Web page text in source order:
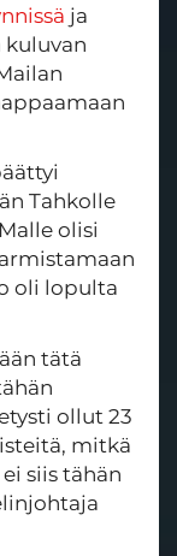
ja
Tahkolle
olisi
oli lopulta
tätä
ollut 23
mitkä
siis tähän